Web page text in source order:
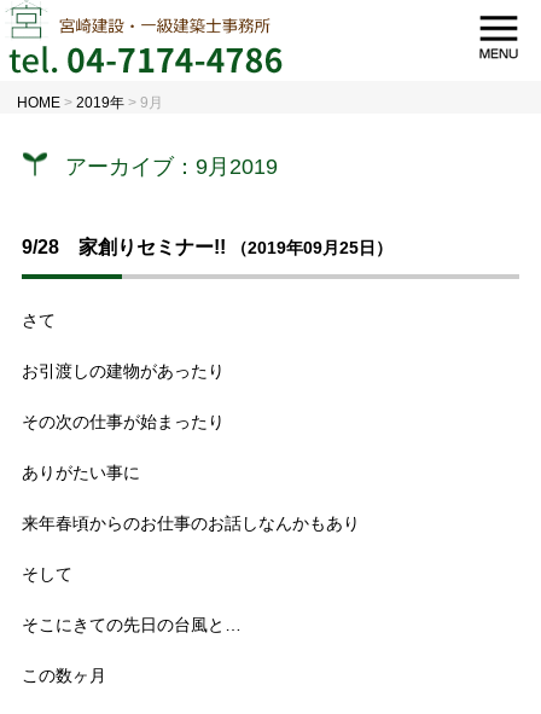
HOME >2019年 >9月
アーカイブ：9月2019
9/28 家創りセミナー!! （2019年09月25日）
さて
お引渡しの建物があったり
その次の仕事が始まったり
ありがたい事に
来年春頃からのお仕事のお話しなんかもあり
そして
そこにきての先日の台風と…
この数ヶ月